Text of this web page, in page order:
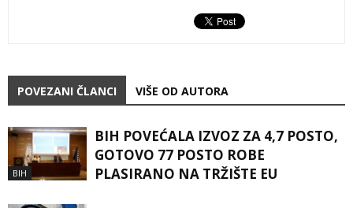
POVEZANI ČLANCI VIŠE OD AUTORA
BIH
BIH POVEĆALA IZVOZ ZA 4,7 POSTO,
GOTOVO 77 POSTO ROBE
PLASIRANO NA TRŽIŠTE EU